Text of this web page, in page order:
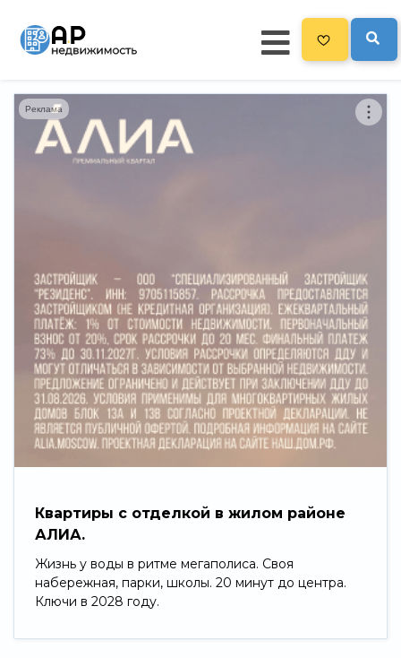
Главная
Все новостройки 3300
Рекламодателям
Политика конфиденциальности
Карта сайта
Квартиры с отделкой в жилом районе
АЛИА.
Жизнь у воды в ритме мегаполиса. Своя
набережная, парки, школы. 20 минут до центра.
Ключи в 2028 году.
Реклама